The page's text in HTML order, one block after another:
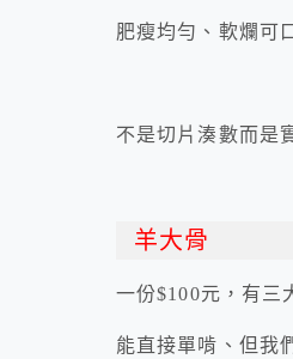
肥瘦均勻、軟爛可
不是切片湊數而是
羊大骨
一份$100元，有三
能直接單啃、但我